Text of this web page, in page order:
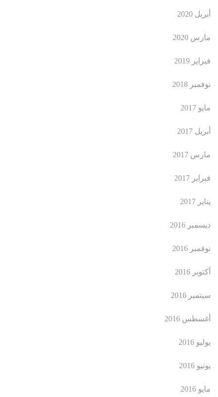
أبريل 2020
مارس 2020
فبراير 2019
نوفمبر 2018
مايو 2017
أبريل 2017
مارس 2017
فبراير 2017
يناير 2017
ديسمبر 2016
نوفمبر 2016
أكتوبر 2016
سبتمبر 2016
أغسطس 2016
يوليو 2016
يونيو 2016
مايو 2016